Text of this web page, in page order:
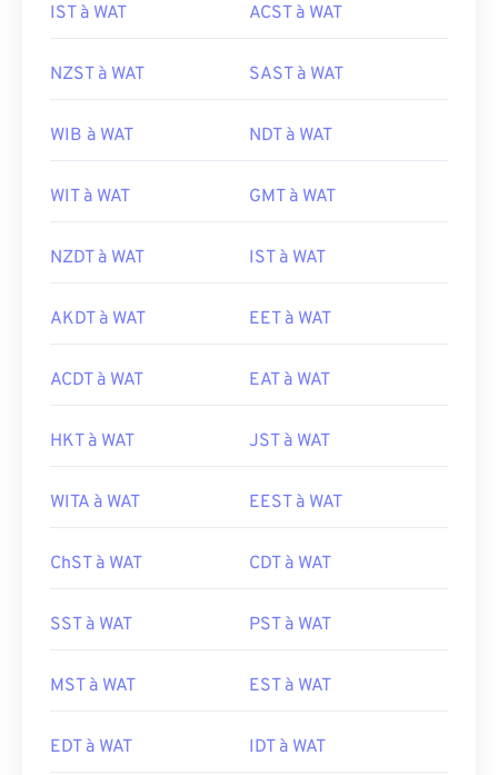
IST à WAT ACST à WAT
NZST à WAT SAST à WAT
WIB à WAT NDT à WAT
WIT à WAT GMT à WAT
NZDT à WAT IST à WAT
AKDT à WAT EET à WAT
ACDT à WAT EAT à WAT
HKT à WAT JST à WAT
WITA à WAT EEST à WAT
ChST à WAT CDT à WAT
SST à WAT PST à WAT
MST à WAT EST à WAT
EDT à WAT IDT à WAT